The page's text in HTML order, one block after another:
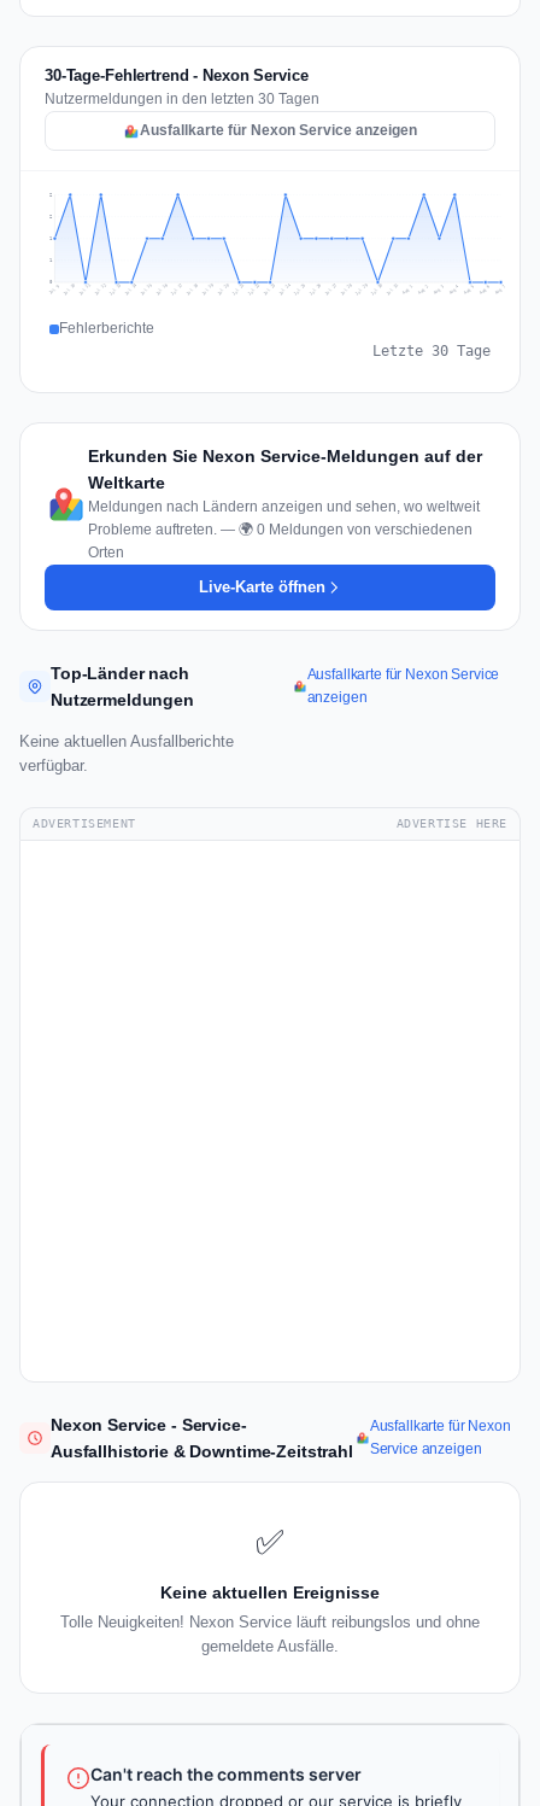
30-Tage-Fehlertrend - Nexon Service
Nutzermeldungen in den letzten 30 Tagen
Ausfallkarte für Nexon Service anzeigen
1
1
2
2
Jul 9 Jul 10 Jul 11 Jul 12 Jul 13 Jul 14 Jul 15 Jul 16 Jul 17 Jul 18 Jul 19 Jul 20 Jul 21 Jul 22 Jul 23 Jul 24 Jul 25 Jul 26 Jul 27 Jul 28 Jul 29 Jul 30 Jul 31 Aug 1 Aug 2 Aug 3 Aug 4 Aug 5 Aug 6 Aug 7
Fehlerberichte
Letzte 30 Tage
Erkunden Sie Nexon Service-Meldungen auf der
Weltkarte
Meldungen nach Ländern anzeigen und sehen, wo weltweit
Probleme auftreten. — 🌍 0 Meldungen von verschiedenen
Orten
Live-Karte öffnen
Top-Länder nach
Nutzermeldungen
Ausfallkarte für Nexon Service
anzeigen
Keine aktuellen Ausfallberichte
verfügbar.
ADVERTISEMENT ADVERTISE HERE
Nexon Service - Service-
Ausfallhistorie & Downtime-Zeitstrahl
Ausfallkarte für Nexon
Service anzeigen
✅
Keine aktuellen Ereignisse
Tolle Neuigkeiten! Nexon Service läuft reibungslos und ohne
gemeldete Ausfälle.
Can't reach the comments server
Your connection dropped or our service is briefly